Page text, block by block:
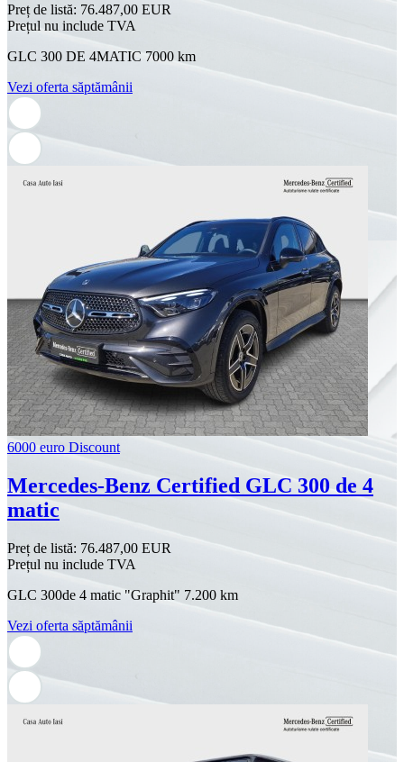
Preț de listă: 76.487,00 EUR
Prețul nu include TVA
GLC 300 DE 4MATIC 7000 km
Vezi oferta săptămânii
6000 euro Discount
Mercedes-Benz Certified GLC 300 de 4
matic
Preț de listă: 76.487,00 EUR
Prețul nu include TVA
GLC 300de 4 matic "Graphit" 7.200 km
Vezi oferta săptămânii